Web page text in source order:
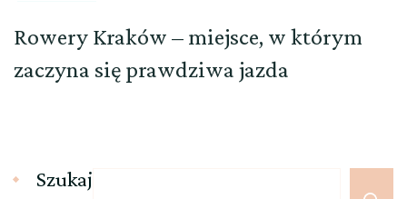
Rowery Kraków – miejsce, w którym
zaczyna się prawdziwa jazda
Szukaj